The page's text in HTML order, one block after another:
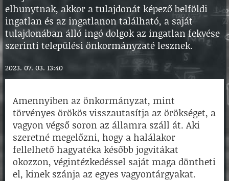
elhunytnak, akkor a tulajdonát képező belföldi
ingatlan és az ingatlanon található, a saját
tulajdonában álló ingó dolgok az ingatlan fekvése
szerinti települési önkormányzaté lesznek.
2023. 07. 03. 13:40
Amennyiben az önkormányzat, mint
törvényes örökös visszautasítja az örökséget, a
vagyon végső soron az államra száll át. Aki
szeretné megelőzni, hogy a halálakor
fellelhető hagyatéka később jogvitákat
okozzon, végintézkedéssel saját maga döntheti
el, kinek szánja az egyes vagyontárgyakat.